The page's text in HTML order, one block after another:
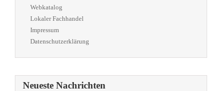
Webkatalog
Lokaler Fachhandel
Impressum
Datenschutzerklärung
Neueste Nachrichten